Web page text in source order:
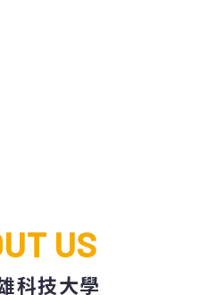
US
科技大學